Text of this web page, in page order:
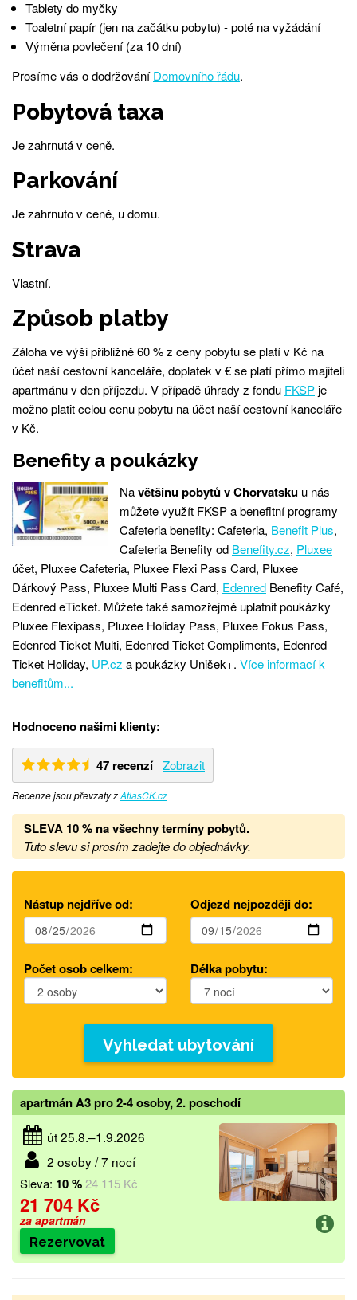
Tablety do myčky
Toaletní papír (jen na začátku pobytu) - poté na vyžádání
Výměna povlečení (za 10 dní)
Prosíme vás o dodržováníDomovního řádu.
Pobytová taxa
Je zahrnutá v ceně.
Parkování
Je zahrnuto v ceně, u domu.
Strava
Vlastní.
Způsob platby
Záloha ve výši přibližně 60 % z ceny pobytu se platí v Kč na
účet naší cestovní kanceláře, doplatek v € se platí přímo majiteli
apartmánu v den příjezdu. V případě úhrady z fondu FKSPje
možno platit celou cenu pobytu na účet naší cestovní kanceláře
v Kč.
Benefity a poukázky
Navětšinu pobytů v Chorvatsku u nás
můžete využít FKSP a benefitní programy
Cafeteria benefity: Cafeteria, Benefit Plus,
Cafeteria Benefity od Benefity.cz, Pluxee
účet, Pluxee Cafeteria, Pluxee Flexi Pass Card, Pluxee
Dárkový Pass, Pluxee Multi Pass Card, Edenred Benefity Café,
Edenred eTicket. Můžete také samozřejmě uplatnit poukázky
Pluxee Flexipass, Pluxee Holiday Pass, Pluxee Fokus Pass,
Edenred Ticket Multi, Edenred Ticket Compliments, Edenred
Ticket Holiday, UP.cz a poukázky Unišek+. Více informací k
benefitům...
Hodnoceno našimi klienty:
47 recenzí Zobrazit
Recenze jsou převzaty zAtlasCK.cz
SLEVA 10 % na všechny termíny pobytů.
Tuto slevu si prosím zadejte do objednávky.
Nástup nejdříve od: Odjezd nejpozději do:
Počet osob celkem: Délka pobytu:
Vyhledat ubytování
apartmán A3 pro 2-4 osoby, 2. poschodí
út 25.8.–1.9.2026
2 osoby / 7 nocí
Sleva: 10 %24 115 Kč
21 704 Kč
za apartmán
Rezervovat